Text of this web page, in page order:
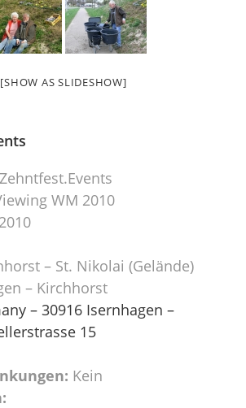
[SHOW AS SLIDESHOW]
Zehntfest.Events
WM 2010
– St. Nikolai (Gelände)
– Kirchhorst
– 30916 Isernhagen –
15
Kein